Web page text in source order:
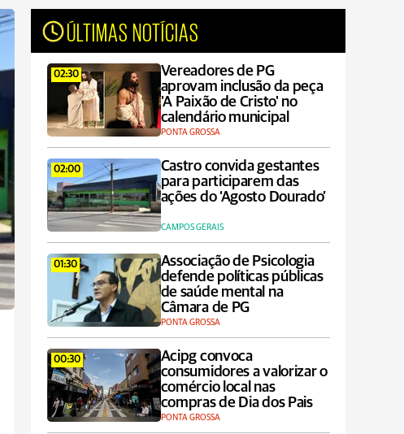
ÚLTIMAS NOTÍCIAS
02:30
Vereadores de PG
aprovam inclusão da peça
'A Paixão de Cristo' no
calendário municipal
PONTA GROSSA
02:00
Castro convida gestantes
para participarem das
ações do ‘Agosto Dourado’
CAMPOS GERAIS
01:30
Associação de Psicologia
defende políticas públicas
de saúde mental na
Câmara de PG
PONTA GROSSA
00:30
Acipg convoca
consumidores a valorizar o
comércio local nas
compras de Dia dos Pais
PONTA GROSSA